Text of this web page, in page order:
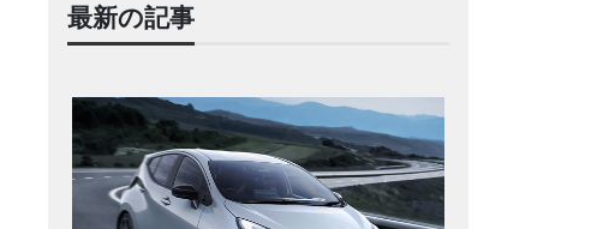
最新の記事